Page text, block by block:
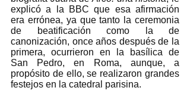
explicó a la BBC que esa afirmación
era errónea, ya que tanto la ceremonia
de beatificación como la de
canonización, once años después de la
primera, ocurrieron en la basílica de
San Pedro, en Roma, aunque, a
propósito de ello, se realizaron grandes
festejos en la catedral parisina.